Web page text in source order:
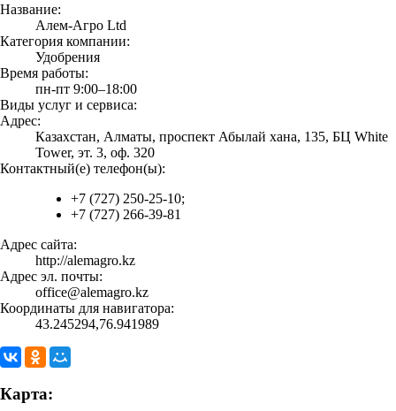
Название:
Алем-Агро Ltd
Категория компании:
Удобрения
Время работы:
пн-пт 9:00–18:00
Виды услуг и сервиса:
Адрес:
Казахстан, Алматы, проспект Абылай хана, 135, БЦ White
Tower, эт. 3, оф. 320
Контактный(е) телефон(ы):
+7 (727) 250-25-10;
+7 (727) 266-39-81
Адрес сайта:
http://alemagro.kz
Адрес эл. почты:
office@alemagro.kz
Координаты для навигатора:
43.245294,76.941989
Карта: